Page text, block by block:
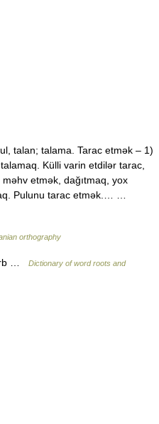
talan; talama. Tarac etmək – 1)
Külli varin etdilər tarac,
etmək, dağıtmaq, yox
Pulunu tarac etmək.… …
orthography
…
Dictionary of word roots and